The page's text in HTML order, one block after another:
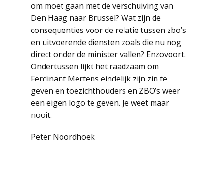
om moet gaan met de verschuiving van
Den Haag naar Brussel? Wat zijn de
consequenties voor de relatie tussen zbo’s
en uitvoerende diensten zoals die nu nog
direct onder de minister vallen? Enzovoort.
Ondertussen lijkt het raadzaam om
Ferdinant Mertens eindelijk zijn zin te
geven en toezichthouders en ZBO’s weer
een eigen logo te geven. Je weet maar
nooit.
Peter Noordhoek